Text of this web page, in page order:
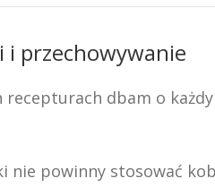
i przechowywanie
dbam o
powinny stosować